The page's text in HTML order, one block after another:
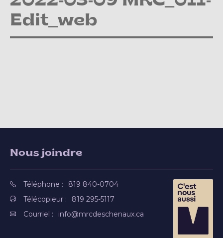
Edit_web
Nous joindre
Téléphone :
819 840-0704
Télécopieur :
819 295-5117
Courriel :
info@mrcdeschenaux.ca